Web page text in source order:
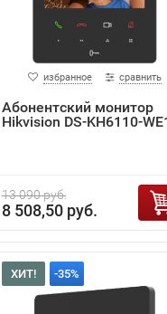
избранное сравнить
Абонентский монитор
Hikvision DS-KH6110-
13 090 руб.
8 508,50 руб.
ХИТ! -35%